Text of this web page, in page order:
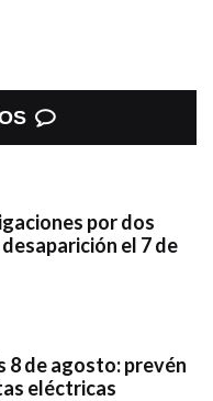
por dos
el 7 de
8 de agosto: prevén
eléctricas